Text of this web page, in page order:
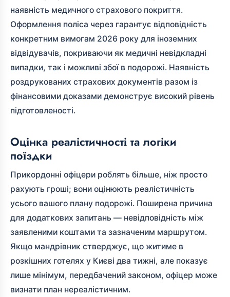
наявність медичного страхового покриття.
Оформлення поліса через гарантує відповідність
конкретним вимогам 2026 року для іноземних
відвідувачів, покриваючи як медичні невідкладні
випадки, так і можливі збої в подорожі. Наявність
роздрукованих страхових документів разом із
фінансовими доказами демонструє високий рівень
підготовленості.
Оцінка реалістичності та логіки
поїздки
Прикордонні офіцери роблять більше, ніж просто
рахують гроші; вони оцінюють реалістичність
усього вашого плану подорожі. Поширена причина
для додаткових запитань — невідповідність між
заявленими коштами та зазначеним маршрутом.
Якщо мандрівник стверджує, що житиме в
розкішних готелях у Києві два тижні, але показує
лише мінімум, передбачений законом, офіцер може
визнати план нереалістичним.